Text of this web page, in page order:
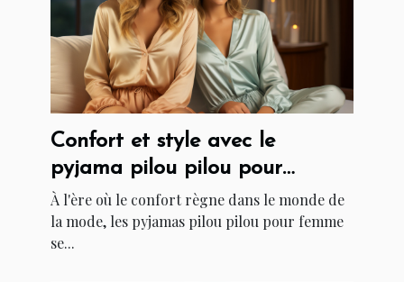
Confort et style avec le
pyjama pilou pilou pour
femme
À l'ère où le confort règne dans le monde de
la mode, les pyjamas pilou pilou pour femme
se...